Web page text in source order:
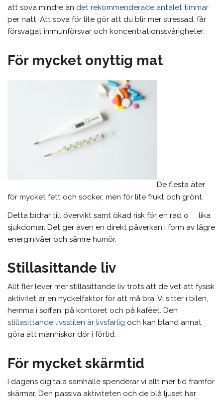
att sova mindre än det rekommenderade antalet timmar
per natt. Att sova för lite gör att du blir mer stressad, får
försvagat immunförsvar och koncentrationssvårigheter.
För mycket onyttig mat
De flesta äter
för mycket fett och socker, men för lite frukt och grönt.
Detta bidrar till övervikt samt ökad risk för en rad o
lika
sjukdomar. Det ger även en direkt påverkan i form av lägre
energinivåer och sämre humör.
Stillasittande liv
Allt fler lever mer stillasittande liv trots att de vet att fysisk
aktivitet är en nyckelfaktor för att må bra. Vi sitter i bilen,
hemma i soffan, på kontoret och på kaféet. Den
stillasittande livsstilen är livsfarlig och kan bland annat
göra att människor dör i förtid.
För mycket skärmtid
I dagens digitala samhälle spenderar vi allt mer tid framför
skärmar. Den passiva aktiviteten och de blå ljuset har